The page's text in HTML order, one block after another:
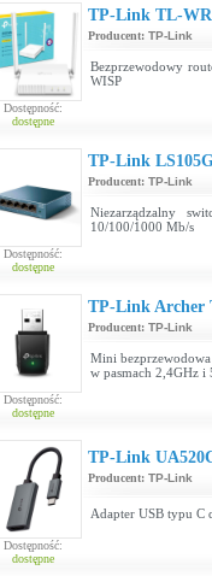
Dostępność:
dostępne
TP-Link TL-
Producent: TP-Link
Bezprzewodowy
WISP
Dostępność:
dostępne
TP-Link
Producent: TP-Link
Niezarządzalny
10/100/1000 Mb/s
Dostępność:
dostępne
TP-Link Archer
Producent: TP-Link
Mini
w pasmach 2,4GHz i
Dostępność:
dostępne
TP-Link
Producent: TP-Link
Adapter USB typu